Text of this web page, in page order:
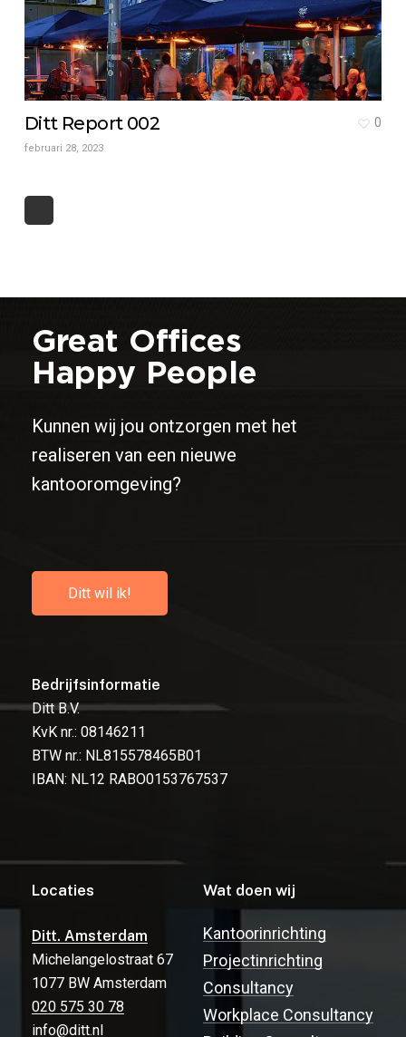
Ditt Report 002
februari 28, 2023
0
Great Offices
Happy People
Kunnen wij jou ontzorgen met het
realiseren van een nieuwe
kantooromgeving?
Ditt wil ik!
Bedrijfsinformatie
Ditt B.V.
KvK nr.: 08146211
BTW nr.: NL815578465B01
IBAN: NL12 RABO0153767537
Locaties
Ditt. Amsterdam
Michelangelostraat 67
1077 BW Amsterdam
020 575 30 78
info@ditt.nl
Wat doen wij
Kantoorinrichting
Projectinrichting
Consultancy
Workplace Consultancy